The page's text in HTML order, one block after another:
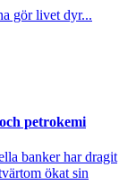
gör livet dyr...
petrokemi
banker har dragit
ökat sin